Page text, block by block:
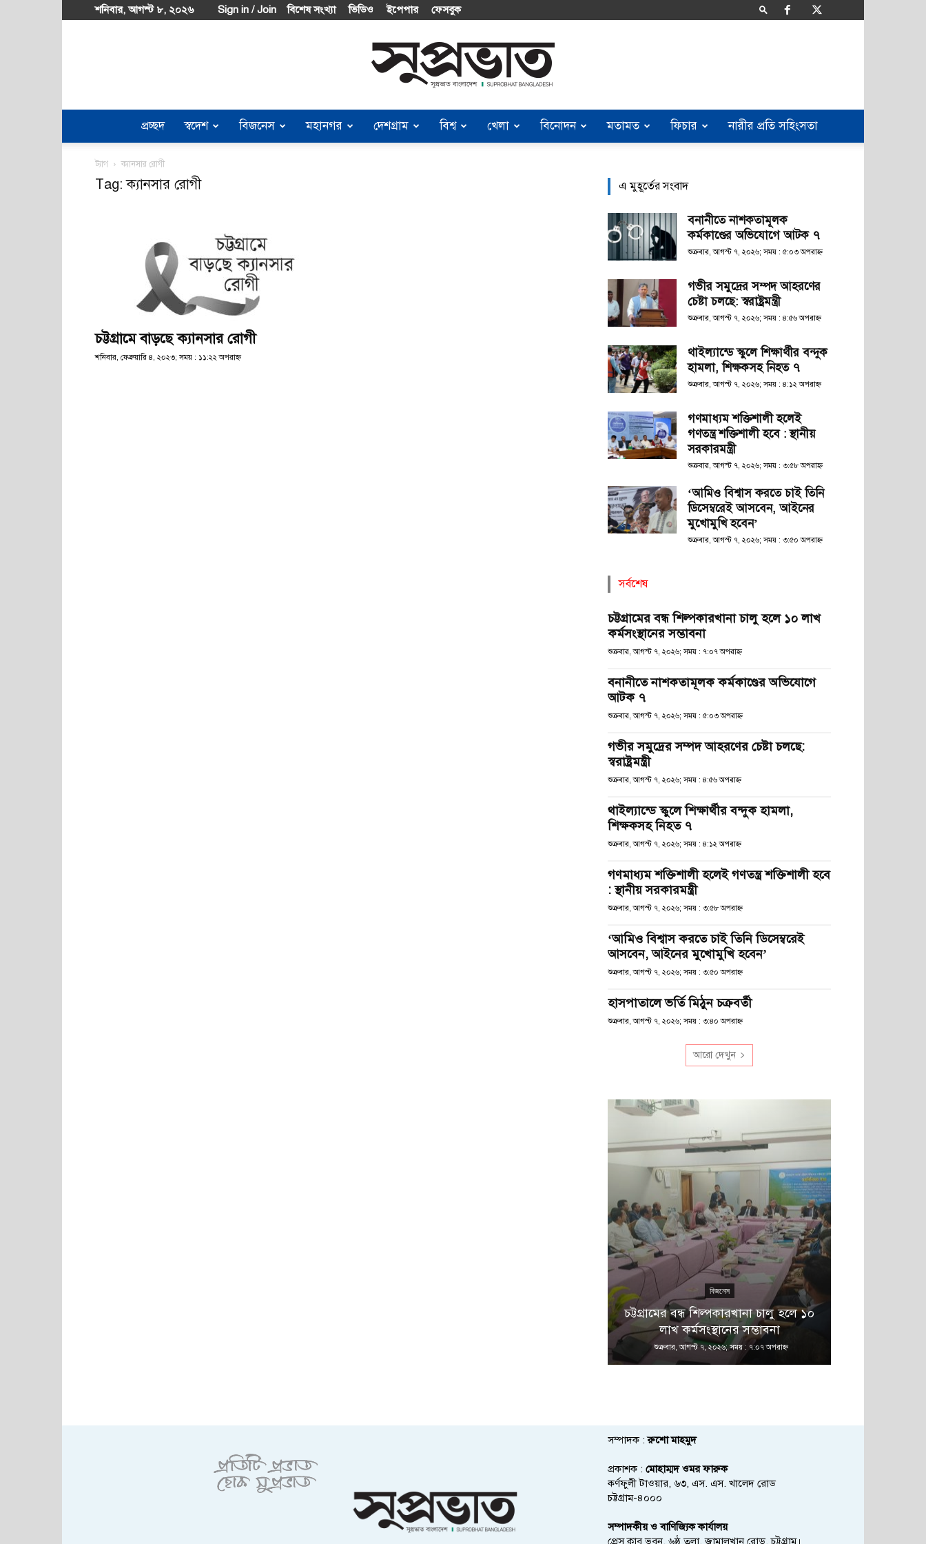
শনিবার, আগস্ট ৮, ২০২৬ Sign in / Join বিশেষ সংখ্যা ভিডিও ইপেপার ফেসবুক
Suprobhat
প্রচ্ছদ স্বদেশ বিজনেস মহানগর দেশগ্রাম বিশ্ব খেলা বিনোদন মতামত ফিচার নারীর প্রতি সহিংসতা
ট্যাগ ক্যানসার রোগী
Tag: ক্যানসার রোগী
চট্টগ্রামে বাড়ছে ক্যানসার রোগী
শনিবার, ফেব্রুয়ারি ৪, ২০২৩; সময় : ১১:২২ অপরাহ্ণ
এ মুহূর্তের সংবাদ
বনানীতে নাশকতামূলক
কর্মকাণ্ডের অভিযোগে আটক ৭
শুক্রবার, আগস্ট ৭, ২০২৬; সময় : ৫:০৩ অপরাহ্ণ
গভীর সমুদ্রের সম্পদ আহরণের
চেষ্টা চলছে: স্বরাষ্ট্রমন্ত্রী
শুক্রবার, আগস্ট ৭, ২০২৬; সময় : ৪:৫৬ অপরাহ্ণ
থাইল্যান্ডে স্কুলে শিক্ষার্থীর বন্দুক
হামলা, শিক্ষকসহ নিহত ৭
শুক্রবার, আগস্ট ৭, ২০২৬; সময় : ৪:১২ অপরাহ্ণ
গণমাধ্যম শক্তিশালী হলেই
গণতন্ত্র শক্তিশালী হবে : স্থানীয়
সরকারমন্ত্রী
শুক্রবার, আগস্ট ৭, ২০২৬; সময় : ৩:৫৮ অপরাহ্ণ
‘আমিও বিশ্বাস করতে চাই তিনি
ডিসেম্বরেই আসবেন, আইনের
মুখোমুখি হবেন’
শুক্রবার, আগস্ট ৭, ২০২৬; সময় : ৩:৫০ অপরাহ্ণ
সর্বশেষ
চট্টগ্রামের বন্ধ শিল্পকারখানা চালু হলে ১০ লাখ
কর্মসংস্থানের সম্ভাবনা
শুক্রবার, আগস্ট ৭, ২০২৬; সময় : ৭:০৭ অপরাহ্ণ
বনানীতে নাশকতামূলক কর্মকাণ্ডের অভিযোগে
আটক ৭
শুক্রবার, আগস্ট ৭, ২০২৬; সময় : ৫:০৩ অপরাহ্ণ
গভীর সমুদ্রের সম্পদ আহরণের চেষ্টা চলছে:
স্বরাষ্ট্রমন্ত্রী
শুক্রবার, আগস্ট ৭, ২০২৬; সময় : ৪:৫৬ অপরাহ্ণ
থাইল্যান্ডে স্কুলে শিক্ষার্থীর বন্দুক হামলা,
শিক্ষকসহ নিহত ৭
শুক্রবার, আগস্ট ৭, ২০২৬; সময় : ৪:১২ অপরাহ্ণ
গণমাধ্যম শক্তিশালী হলেই গণতন্ত্র শক্তিশালী হবে
: স্থানীয় সরকারমন্ত্রী
শুক্রবার, আগস্ট ৭, ২০২৬; সময় : ৩:৫৮ অপরাহ্ণ
‘আমিও বিশ্বাস করতে চাই তিনি ডিসেম্বরেই
আসবেন, আইনের মুখোমুখি হবেন’
শুক্রবার, আগস্ট ৭, ২০২৬; সময় : ৩:৫০ অপরাহ্ণ
হাসপাতালে ভর্তি মিঠুন চক্রবর্তী
শুক্রবার, আগস্ট ৭, ২০২৬; সময় : ৩:৪০ অপরাহ্ণ
আরো দেখুন
বিজনেস
চট্টগ্রামের বন্ধ শিল্পকারখানা চালু হলে ১০
লাখ কর্মসংস্থানের সম্ভাবনা
শুক্রবার, আগস্ট ৭, ২০২৬; সময় : ৭:০৭ অপরাহ্ণ
সম্পাদক :রুশো মাহমুদ
প্রকাশক : মোহাম্মদ ওমর ফারুক
কর্ণফুলী টাওয়ার, ৬৩, এস. এস. খালেদ রোড
চট্টগ্রাম-৪০০০
সম্পাদকীয় ও বাণিজ্যিক কার্যালয়
প্রেস ক্লাব ভবন, ৬ষ্ঠ তলা, জামালখান রোড, চট্টগ্রাম।